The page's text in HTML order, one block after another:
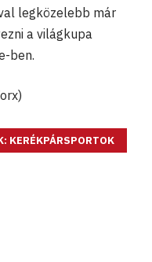
legközelebb már
a világkupa
ben.
KERÉKPÁRSPORTOK